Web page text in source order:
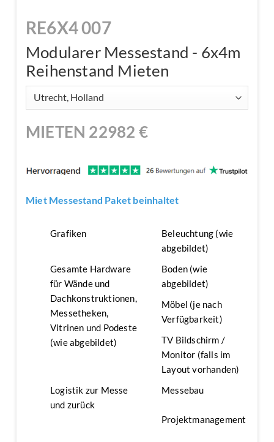
RE6X4 007
Modularer Messestand - 6x4m
Reihenstand Mieten
MIETEN 22982 €
Miet Messestand Paket beinhaltet
Grafiken
Beleuchtung (wie
abgebildet)
Gesamte Hardware
für Wände und
Dachkonstruktionen,
Messetheken,
Vitrinen und Podeste
(wie abgebildet)
Boden (wie
abgebildet)
Möbel (je nach
Verfügbarkeit)
TV Bildschirm /
Monitor (falls im
Layout vorhanden)
Logistik zur Messe
und zurück
Messebau
Projektmanagement